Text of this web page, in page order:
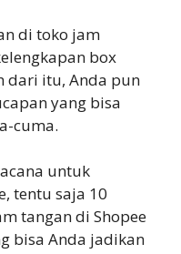
di toko jam
box
dari itu, Anda pun
yang bisa
cuma.
untuk
tentu saja 10
tangan di Shopee
bisa Anda jadikan